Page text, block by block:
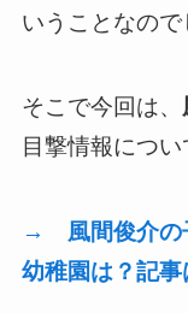
いうことなので
そこで今回は、
目撃情報につい
→ 風間俊介の
幼稚園は？記事